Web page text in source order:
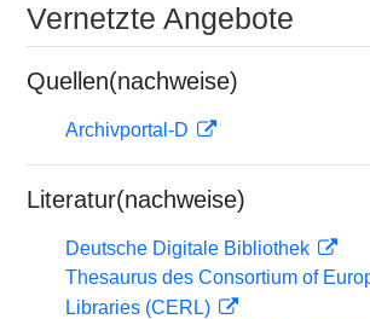
Vernetzte Angebote
Quellen(nachweise)
Archivportal-D
Literatur(nachweise)
Deutsche Digitale Bibliothek
Thesaurus des Consortium of
Libraries (CERL)